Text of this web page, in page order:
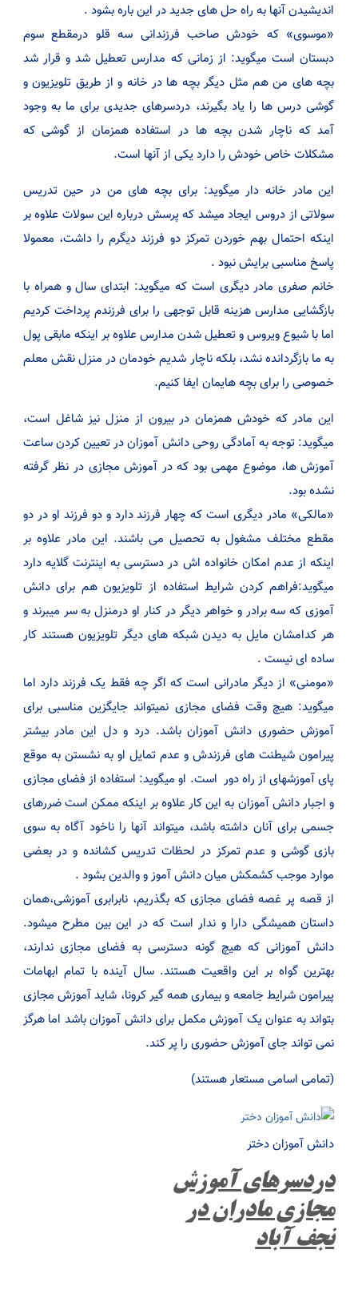
اندیشیدن آنها به راه حل های جدید در این باره بشود .
«موسوی» که خودش صاحب فرزندانی سه قلو درمقطع سوم
دبستان است میگوید: از زمانی که مدارس تعطیل شد و قرار شد
بچه های من هم مثل دیگر بچه ها در خانه و از طریق تلویزیون و
گوشی درس ها را یاد بگیرند، دردسرهای جدیدی برای ما به وجود
آمد که ناچار شدن بچه ها در استفاده همزمان از گوشی که
مشکلات خاص خودش را دارد یکی از آنها است.
این مادر خانه دار میگوید: برای بچه های من در حین تدریس
سولاتی از دروس ایجاد میشد که پرسش درباره این سولات علاوه بر
اینکه احتمال بهم خوردن تمرکز دو فرزند دیگرم را داشت، معمولا
پاسخ مناسبی برایش نبود .
خانم صفری مادر دیگری است که میگوید: ابتدای سال و همراه با
بازگشایی مدارس هزینه قابل توجهی را برای فرزندم پرداخت کردیم
اما با شیوع ویروس و تعطیل شدن مدارس علاوه بر اینکه مابقی پول
به ما بازگردانده نشد، بلکه ناچار شدیم خودمان در منزل نقش معلم
خصوصی را برای بچه هایمان ایفا کنیم.
این مادر که خودش همزمان در بیرون از منزل نیز شاغل است،
میگوید: توجه به آمادگی روحی دانش آموزان در تعیین کردن ساعت
آموزش ها، موضوع مهمی بود که در آموزش مجازی در نظر گرفته
نشده بود.
«مالکی» مادر دیگری است که چهار فرزند دارد و دو فرزند او در دو
مقطع مختلف مشغول به تحصیل می باشند. این مادر علاوه بر
اینکه از عدم امکان خانواده اش در دسترسی به اینترنت گلایه دارد
میگوید:فراهم کردن شرایط استفاده از تلویزیون هم برای دانش
آموزی که سه برادر و خواهر دیگر در کنار او درمنزل به سر میبرند و
هر کدامشان مایل به دیدن شبکه های دیگر تلویزیون هستند کار
ساده ای نیست .
«مومنی» از دیگر مادرانی است که اگر چه فقط یک فرزند دارد اما
میگوید: هیچ وقت فضای مجازی نمیتواند جایگزین مناسبی برای
آموزش حضوری دانش آموزان باشد. درد و دل این مادر بیشتر
پیرامون شیطنت های فرزندش و عدم تمایل او به نشستن به موقع
پای آموزشهای از راه دور است. او میگوید: استفاده از فضای مجازی
و اجبار دانش آموزان به این کار علاوه بر اینکه ممکن است ضررهای
جسمی برای آنان داشته باشد، میتواند آنها را ناخود آگاه به سوی
بازی گوشی و عدم تمرکز در لحظات تدریس کشانده و در بعضی
موارد موجب کشمکش میان دانش آموز و والدین بشود .
از قصه پر غصه فضای مجازی که بگذریم، نابرابری آموزشی،همان
داستان همیشگی دارا و ندار است که در این بین مطرح میشود.
دانش آموزانی که هیچ گونه دسترسی به فضای مجازی ندارند،
بهترین گواه بر این واقعیت هستند. سال آینده با تمام ابهامات
پیرامون شرایط جامعه و بیماری همه گیر کرونا، شاید آموزش مجازی
بتواند به عنوان یک آموزش مکمل برای دانش آموزان باشد اما هرگز
نمی تواند جای آموزش حضوری را پر کند.
(تمامی اسامی مستعار هستند)
دانش آموزان دختر
دردسرهای آموزش
مجازی مادران در
نجف آباد